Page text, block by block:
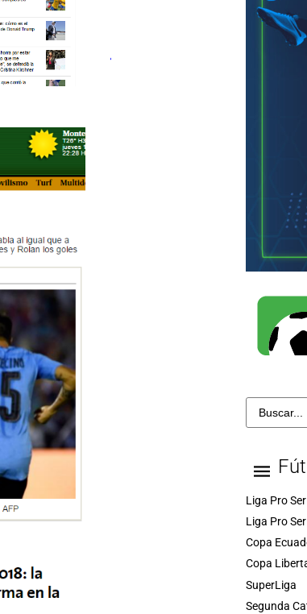
Liga Pro
Liga Pro
Copa
Copa
SuperLiga
Segunda